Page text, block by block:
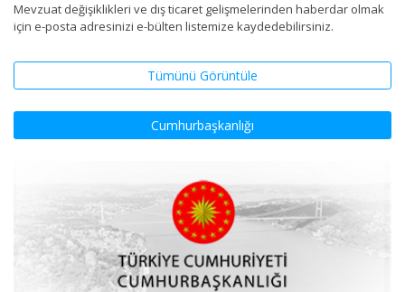
Mevzuat değişiklikleri ve dış ticaret gelişmelerinden haberdar olmak
için e-posta adresinizi e-bülten listemize kaydedebilirsiniz.
Tümünü Görüntüle
Cumhurbaşkanlığı